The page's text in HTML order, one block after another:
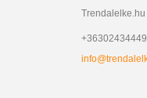
+36302434449